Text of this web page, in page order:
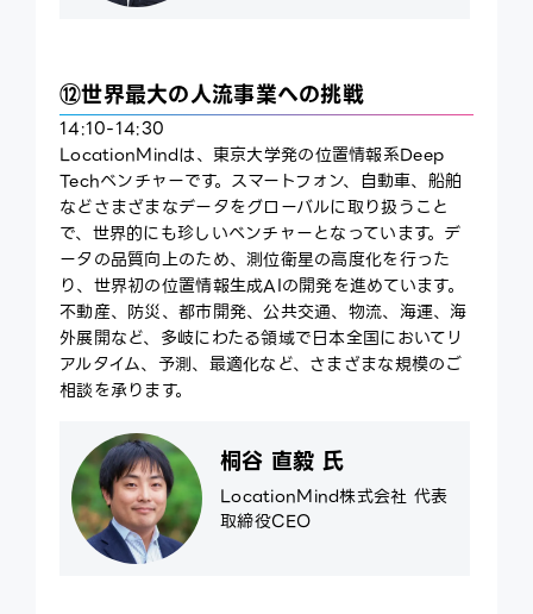
⑫世界最大の人流事業への挑戦
14:10-14:30
LocationMindは、東京大学発の位置情報系Deep
Techベンチャーです。スマートフォン、自動車、船舶
などさまざまなデータをグローバルに取り扱うこと
で、世界的にも珍しいベンチャーとなっています。デ
ータの品質向上のため、測位衛星の高度化を行った
り、世界初の位置情報生成AIの開発を進めています。
不動産、防災、都市開発、公共交通、物流、海運、海
外展開など、多岐にわたる領域で日本全国においてリ
アルタイム、予測、最適化など、さまざまな規模のご
相談を承ります。
桐谷 直毅 氏
LocationMind株式会社 代表
取締役CEO